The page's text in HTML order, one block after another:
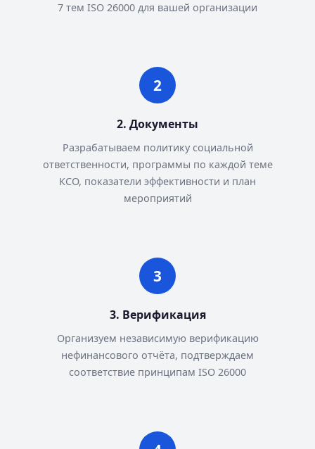
7 тем ISO 26000 для вашей организации
2. Документы
Разрабатываем политику социальной
ответственности, программы по каждой теме
КСО, показатели эффективности и план
мероприятий
3. Верификация
Организуем независимую верификацию
нефинансового отчёта, подтверждаем
соответствие принципам ISO 26000